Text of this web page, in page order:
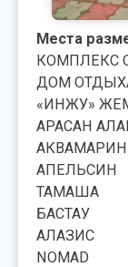
Места
КОМПЛЕКС
ДОМ
«ИНЖУ»
АРАСАН
АКВАМАРИН
АПЕЛЬСИН
ТАМАША
БАСТАУ
АЛАЗИС
NOMAD